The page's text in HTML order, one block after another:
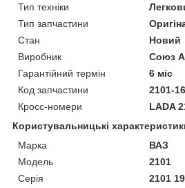
Тип техніки
Тип запчастини
Стан
Новий
Виробник
Союз
Гарантійний термін
6 міс
Код запчастини
2101-
Кросс-номери
LADA
Користувальницькі
Марка
ВАЗ
Модель
2101
Серія
2101